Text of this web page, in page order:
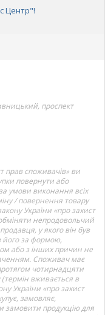
Центр"!
проспект
прав споживачів» ви
повернути або
умови виконання всіх
/ повернення товару
України «про захист
непродовольчий
у якого він був
за формою,
або з інших причин не
Споживач має
чотирнадцяти
вживається в
України «про захист
замовляє,
замовити продукцію для